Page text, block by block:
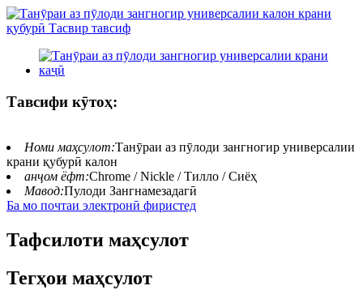
Тавсифи кӯтоҳ:
Номи маҳсулот:Танӯраи аз пӯлоди зангногир универсалии
крани қубурӣ калон
анҷом ёфт:Chrome / Nickle / Тилло / Сиёҳ
Мавод:Пулоди Зангнамезадагӣ
Ба мо почтаи электронӣ фиристед
Тафсилоти маҳсулот
Тегҳои маҳсулот